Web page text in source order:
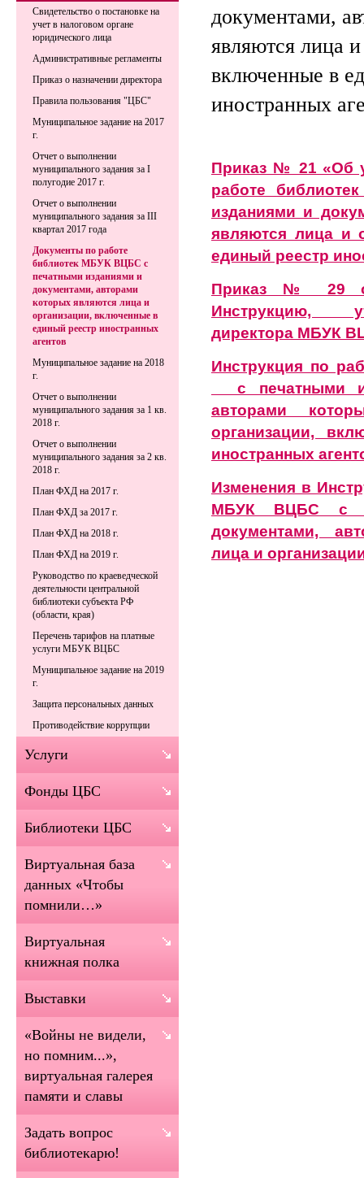
документами,
являются лица
включенные в
иностранных
Приказ № 21 «Об
работе
изданиями и
являются лица и
единый реестр
Приказ № 29 о
Инструкцию,
директора МБУК
Инструкция по
с печатными
авторами
организации,
иностранных
Изменения в
МБУК ВЦБС с
документами,
лица и
Свидетельство о постановке на
учет в налоговом органе
юридического лица
Административные регламенты
Приказ о назначении директора
Правила пользования "ЦБС"
Муниципальное задание на 2017
г.
Отчет о выполнении
муниципального задания за I
полугодие 2017 г.
Отчет о выполнении
муниципального задания за III
квартал 2017 года
Документы по работе
библиотек МБУК ВЦБС с
печатными изданиями и
документами, авторами
которых являются лица и
организации, включенные в
единый реестр иностранных
агентов
Муниципальное задание на 2018
г.
Отчет о выполнении
муниципального задания за 1 кв.
2018 г.
Отчет о выполнении
муниципального задания за 2 кв.
2018 г.
План ФХД на 2017 г.
План ФХД за 2017 г.
План ФХД на 2018 г.
План ФХД на 2019 г.
Руководство по краеведческой
деятельности центральной
библиотеки субъекта РФ
(области, края)
Перечень тарифов на платные
услуги МБУК ВЦБС
Муниципальное задание на 2019
г.
Защита персональных данных
Противодействие коррупции
Услуги
Фонды ЦБС
Библиотеки ЦБС
Виртуальная база
данных «Чтобы
помнили…»
Виртуальная
книжная полка
Выставки
«Войны не видели,
но помним...»,
виртуальная галерея
памяти и славы
Задать вопрос
библиотекарю!